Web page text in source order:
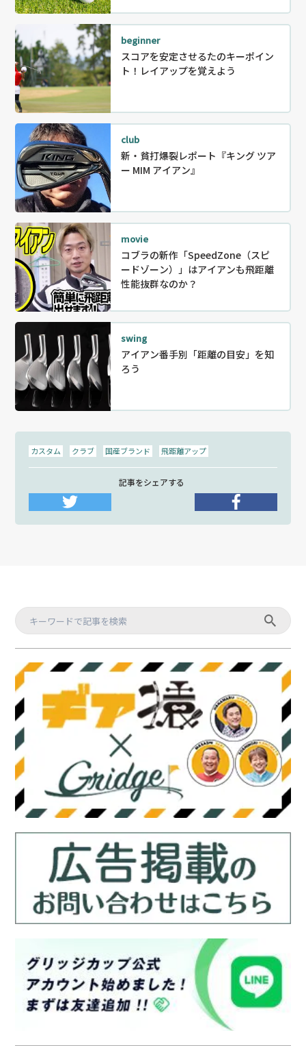
beginner
スコアを安定させるたのキーポイン
ト！レイアップを覚えよう
club
新・貧打爆裂レポート『キング ツア
ー MIM アイアン』
movie
コブラの新作「SpeedZone（スピ
ードゾーン）」はアイアンも飛距離
性能抜群なのか？
swing
アイアン番手別「距離の目安」を知
ろう
カスタム クラブ 国産ブランド 飛距離アップ
記事をシェアする